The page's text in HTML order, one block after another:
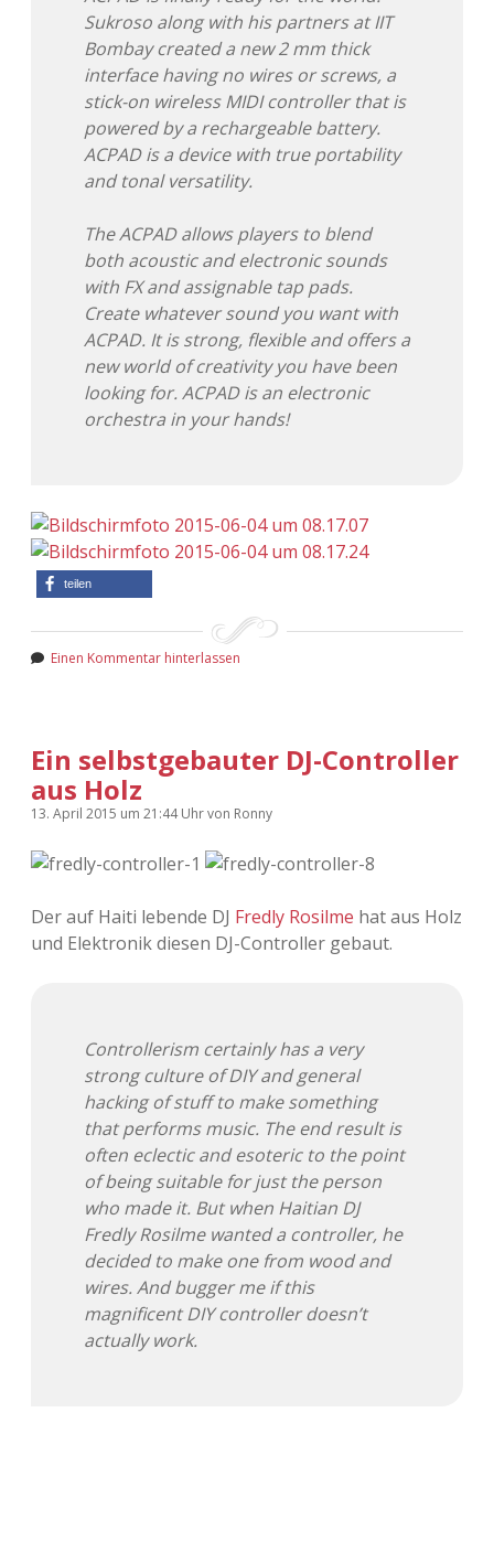
Sukroso along with his partners at IIT
Bombay created a new 2 mm thick
interface having no wires or screws, a
stick-on wireless MIDI controller that is
powered by a rechargeable battery.
ACPAD is a device with true portability
and tonal versatility.
The ACPAD allows players to blend
both acoustic and electronic sounds
with FX and assignable tap pads.
Create whatever sound you want with
ACPAD. It is strong, flexible and offers a
new world of creativity you have been
looking for. ACPAD is an electronic
orchestra in your hands!
teilen
Einen Kommentar hinterlassen
Ein selbstgebauter DJ-Controller
aus Holz
13. April 2015 um 21:44 Uhrvon Ronny
Der auf Haiti lebende DJ Fredly Rosilme hat aus Holz
und Elektronik diesen DJ-Controller gebaut.
Controllerism certainly has a very
strong culture of DIY and general
hacking of stuff to make something
that performs music. The end result is
often eclectic and esoteric to the point
of being suitable for just the person
who made it. But when Haitian DJ
Fredly Rosilme wanted a controller, he
decided to make one from wood and
wires. And bugger me if this
magnificent DIY controller doesn’t
actually work.